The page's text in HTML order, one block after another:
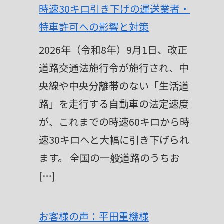
時速30キロ引き下げの運送業者・
特車許可への影響と対策
2026年（令和8年）9月1日、改正
道路交通法施行令が施行され、中
央線や中央分離帯のない「生活道
路」を走行する自動車の法定速度
が、これまでの時速60キロから時
速30キロへと大幅に引き下げられ
ます。 全国の一般道路のうちお
[…]
お客様の声：平田重機様